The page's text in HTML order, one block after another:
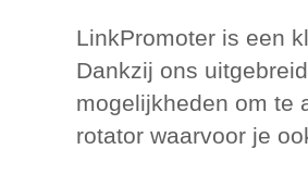
LinkPromoter is een
Dankzij ons
mogelijkheden om te
rotator waarvoor je